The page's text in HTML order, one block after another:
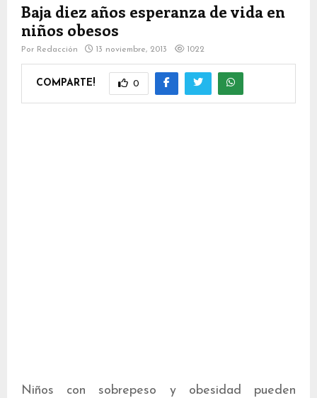
Baja diez años esperanza de vida en
niños obesos
Por Redacción 13 noviembre, 2013 1022
COMPARTE! 0
Niños con sobrepeso y obesidad pueden